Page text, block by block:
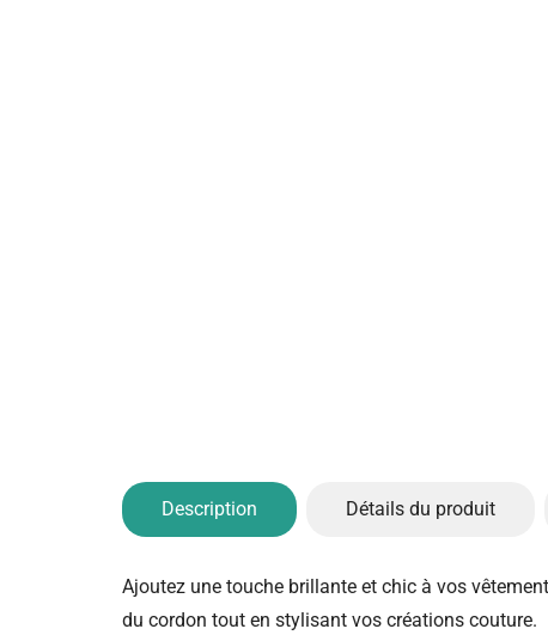
Description Détails du produit
Ajoutez une touche brillante et chic à vos
du cordon tout en stylisant vos créations couture.